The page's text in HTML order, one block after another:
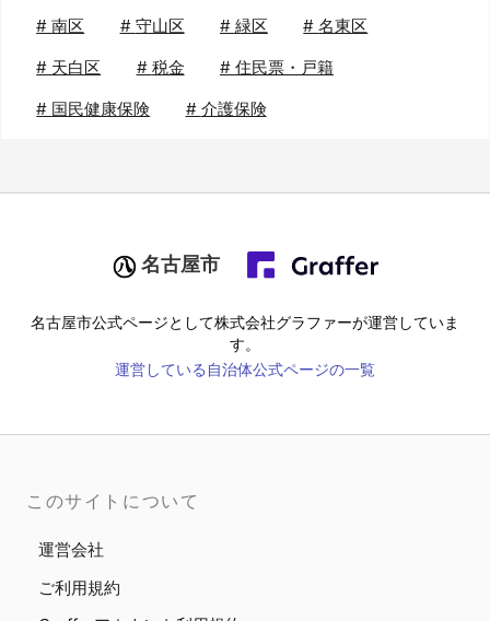
#南区 # 守山区 # 緑区 #名東区
# 天白区 # 税金 # 住民票・戸籍
# 国民健康保険 # 介護保険
名古屋市
名古屋市公式ページとして株式会社グラファーが運営していま
す。
運営している自治体公式ページの一覧
このサイトについて
運営会社
ご利用規約